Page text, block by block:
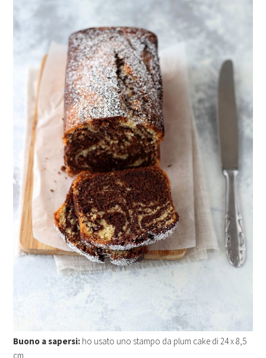
Buono a sapersi: ho usato uno stampo da plum cake di 24 x 8,5
cm.